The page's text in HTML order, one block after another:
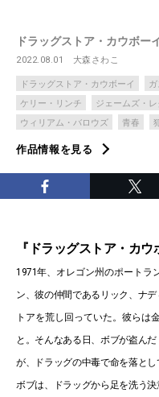
ドラッグストア・カウボー
2022.08.01 大森さわこ
ドラッグストア・カウボーイ
ケリー・リンチ
ジェームズ・
ウィリアム・バロウズ
青春
作品情報を見る
『ドラッグストア・カ
1971年、オレゴン州のポートラ
ン、彼の仲間であるリック、ナ
トアを荒し回っていた。彼らは
と。そんなある日、ボブが盗ん
が、ドラッグの中毒で命を落と
ボブは、ドラッグから足を洗う